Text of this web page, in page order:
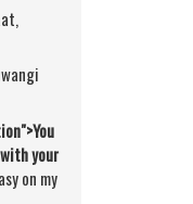
your
on my